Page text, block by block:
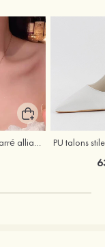
Élégant exquis carré alliage résine colliers avec strass